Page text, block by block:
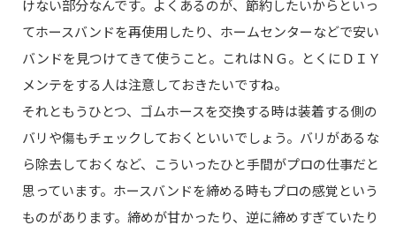
けない部分なんです。よくあるのが、節約したいからといっ
てホースバンドを再使用したり、ホームセンターなどで安い
バンドを見つけてきて使うこと。これはＮＧ。とくにＤＩＹ
メンテをする人は注意しておきたいですね。
それともうひとつ、ゴムホースを交換する時は装着する側の
バリや傷もチェックしておくといいでしょう。バリがあるな
ら除去しておくなど、こういったひと手間がプロの仕事だと
思っています。ホースバンドを締める時もプロの感覚という
ものがあります。締めが甘かったり、逆に締めすぎていたり